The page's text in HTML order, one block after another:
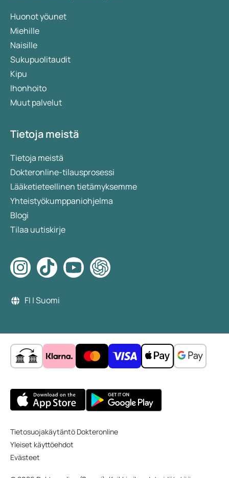
Huonot yöunet
Miehille
Naisille
Sukupuolitaudit
Kipu
Ihonhoito
Muut palvelut
Tietoja meistä
Tietoja meistä
Dokteronline-tilausprosessi
Lääketieteellinen tietämyksemme
Yhteistyökumppaniohjelma
Blogi
Tilaa uutiskirje
FI | Suomi
Tietosuojakäytäntö Dokteronline
Yleiset käyttöehdot
Evästeet